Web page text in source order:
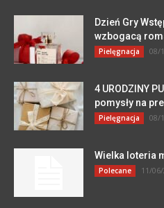
Dzień Gry
wzbogacą
Pielęgnacja 08/
4 URODZINY
pomysły na
Pielęgnacja 08/
Wielka loteria
Polecane 11/